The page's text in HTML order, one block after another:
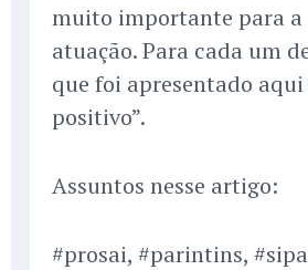
muito importante para a
atuação. Para cada um
que foi apresentado
positivo”.
Assuntos nesse artigo:
#prosai, #parintins,